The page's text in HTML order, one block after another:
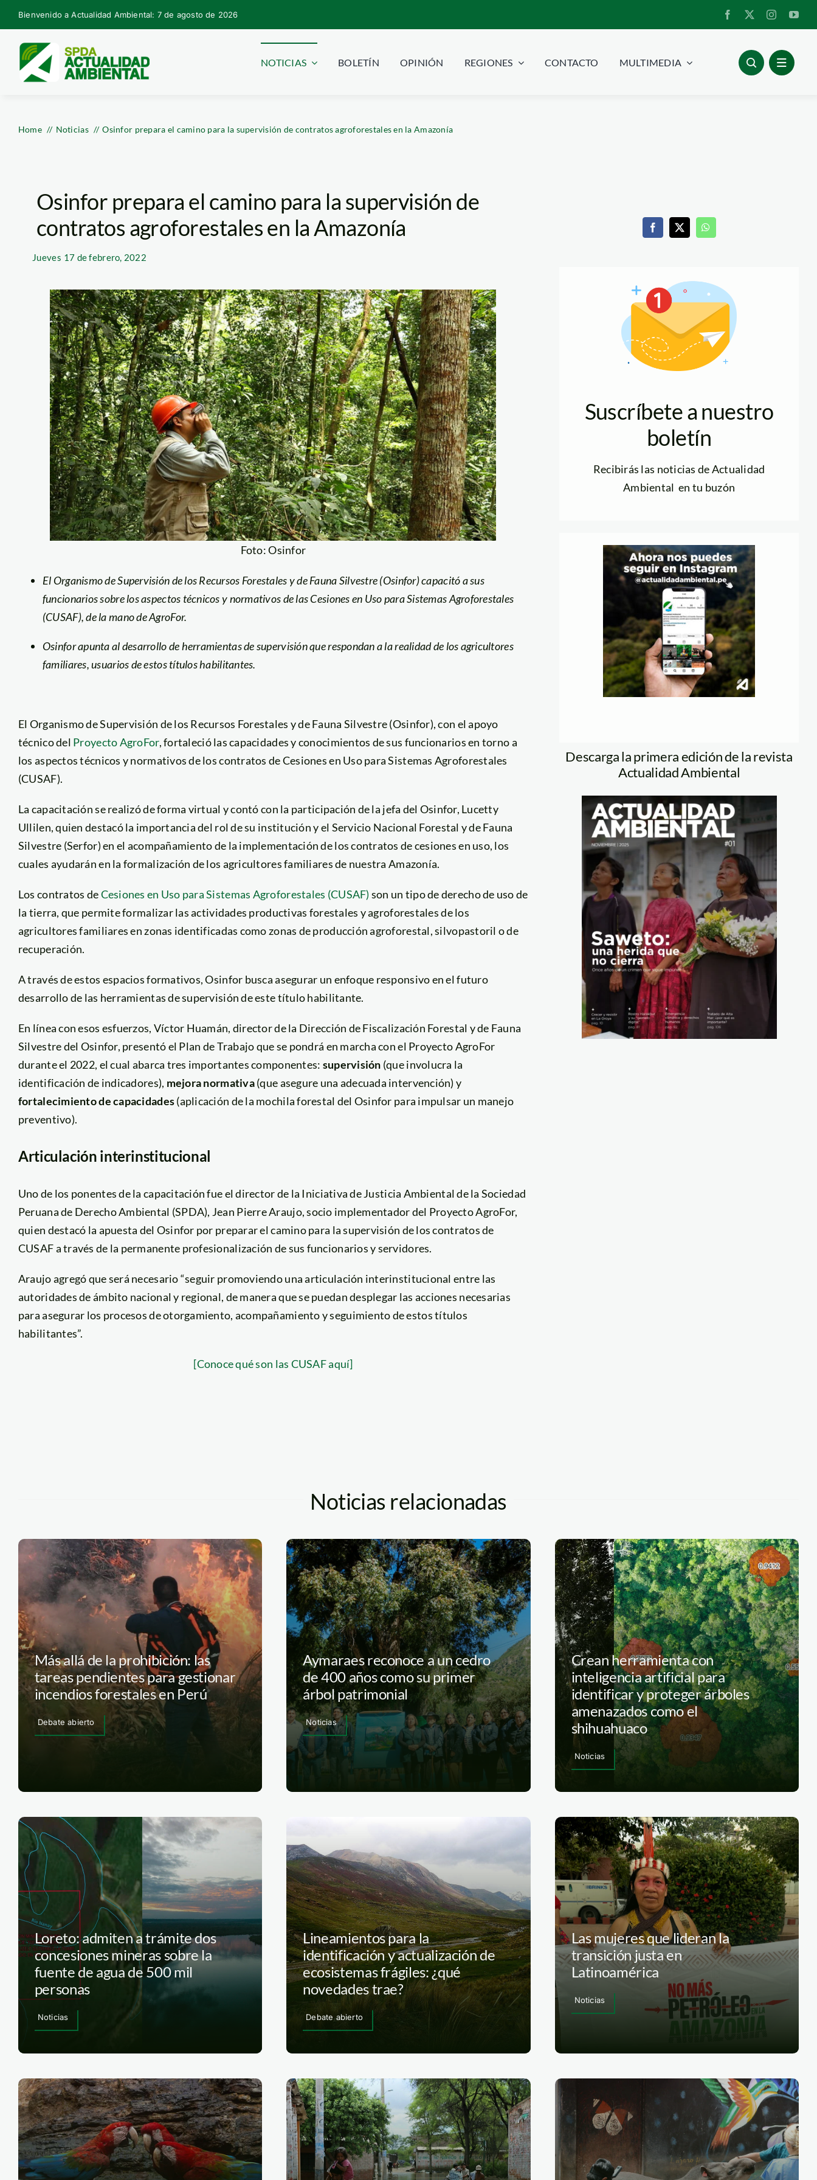
Skip
to
content
Bienvenido a Actualidad Ambiental: 7 de agosto de 2026
NOTICIAS BOLETÍN OPINIÓN REGIONES CONTACTO MULTIMEDIA
Home Noticias Osinfor prepara el camino para la supervisión de contratos agroforestales en la Amazonía
Osinfor prepara el camino para la supervisión de
contratos agroforestales en la Amazonía
Jueves 17 de febrero, 2022
Foto: Osinfor
El Organismo de Supervisión de los Recursos Forestales y de Fauna Silvestre (Osinfor) capacitó a sus
funcionarios sobre los aspectos técnicos y normativos de las Cesiones en Uso para Sistemas Agroforestales
(CUSAF), de la mano de AgroFor.
Osinfor apunta al desarrollo de herramientas de supervisión que respondan a la realidad de los agricultores
familiares, usuarios de estos títulos habilitantes.
El Organismo de Supervisión de los Recursos Forestales y de Fauna Silvestre (Osinfor), con el apoyo
técnico del Proyecto AgroFor, fortaleció las capacidades y conocimientos de sus funcionarios en torno a
los aspectos técnicos y normativos de los contratos de Cesiones en Uso para Sistemas Agroforestales
(CUSAF).
La capacitación se realizó de forma virtual y contó con la participación de la jefa del Osinfor, Lucetty
Ullilen, quien destacó la importancia del rol de su institución y el Servicio Nacional Forestal y de Fauna
Silvestre (Serfor) en el acompañamiento de la implementación de los contratos de cesiones en uso, los
cuales ayudarán en la formalización de los agricultores familiaresde nuestra Amazonía.
Los contratos deCesiones en Uso para Sistemas Agroforestales (CUSAF) son un tipo de derecho de uso de
la tierra, que permite formalizar las actividades productivas forestales y agroforestales de los
agricultores familiares en zonas identificadas como zonas de producción agroforestal, silvopastoril o de
recuperación.
A través de estos espacios formativos, Osinfor busca asegurar un enfoque responsivo en el futuro
desarrollo de las herramientas de supervisión de este título habilitante.
En línea con esos esfuerzos, Víctor Huamán, director de la Dirección de Fiscalización Forestal y de Fauna
Silvestre del Osinfor, presentó el Plan de Trabajo que se pondrá en marcha con el Proyecto AgroFor
durante el 2022, el cual abarca tres importantes componentes: supervisión (que involucra la
identificación de indicadores), mejora normativa(que asegure una adecuada intervención) y
fortalecimiento de capacidades(aplicación de la mochila forestal del Osinfor para impulsar un manejo
preventivo).
Articulación interinstitucional
Uno de los ponentes de la capacitación fue el director de la Iniciativa de Justicia Ambiental de la Sociedad
Peruana de Derecho Ambiental (SPDA), Jean Pierre Araujo, socio implementador del Proyecto AgroFor,
quien destacó la apuesta del Osinfor por preparar el camino para la supervisión de los contratos de
CUSAF a través de la permanente profesionalización de sus funcionarios y servidores.
Araujo agregó que será necesario “seguir promoviendo una articulación interinstitucional entre las
autoridades de ámbito nacional y regional, de manera que se puedan desplegar las acciones necesarias
para asegurar los procesos de otorgamiento, acompañamiento y seguimiento de estos títulos
habilitantes”.
[Conoce qué son las CUSAF aquí]
Suscríbete a nuestro
boletín
Recibirás las noticias de Actualidad
Ambiental en tu buzón
Descarga la primera edición de la revista
Actualidad Ambiental
Noticias relacionadas
Más allá de la prohibición: las
tareas pendientes para gestionar
incendios forestales en Perú
Debate abierto
Aymaraes reconoce a un cedro
de 400 años como su primer
árbol patrimonial
Noticias
Crean herramienta con
inteligencia artificial para
identificar y proteger árboles
amenazados como el
shihuahuaco
Noticias
Loreto: admiten a trámite dos
concesiones mineras sobre la
fuente de agua de 500 mil
personas
Noticias
Lineamientos para la
identificación y actualización de
ecosistemas frágiles: ¿qué
novedades trae?
Debate abierto
Las mujeres que lideran la
transición justa en
Latinoamérica
Noticias